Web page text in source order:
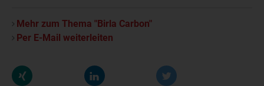
Mehr zum Thema "Birla Carbon"
Per E-Mail weiterleiten